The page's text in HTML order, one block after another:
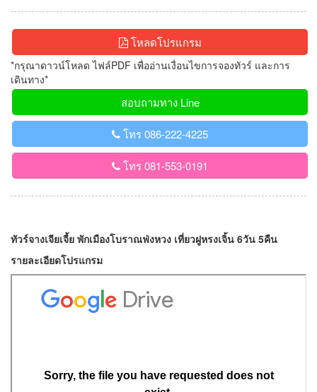
โหลดโปรแกรม
*กรุณาดาวน์โหลด ไฟล์PDF เพื่ออ่านเงื่อนไขการจองทัวร์ และการ
เดินทาง*
สอบถามทาง Line
โทร 086-222-4225
โทร 081-553-0191
ทัวร์จางเจียเจี้ย พักเมืองโบราณฟ่งหวง เที่ยวฝูหรงเจิ้น 6วัน 5คืน
รายละเอียดโปรแกรม